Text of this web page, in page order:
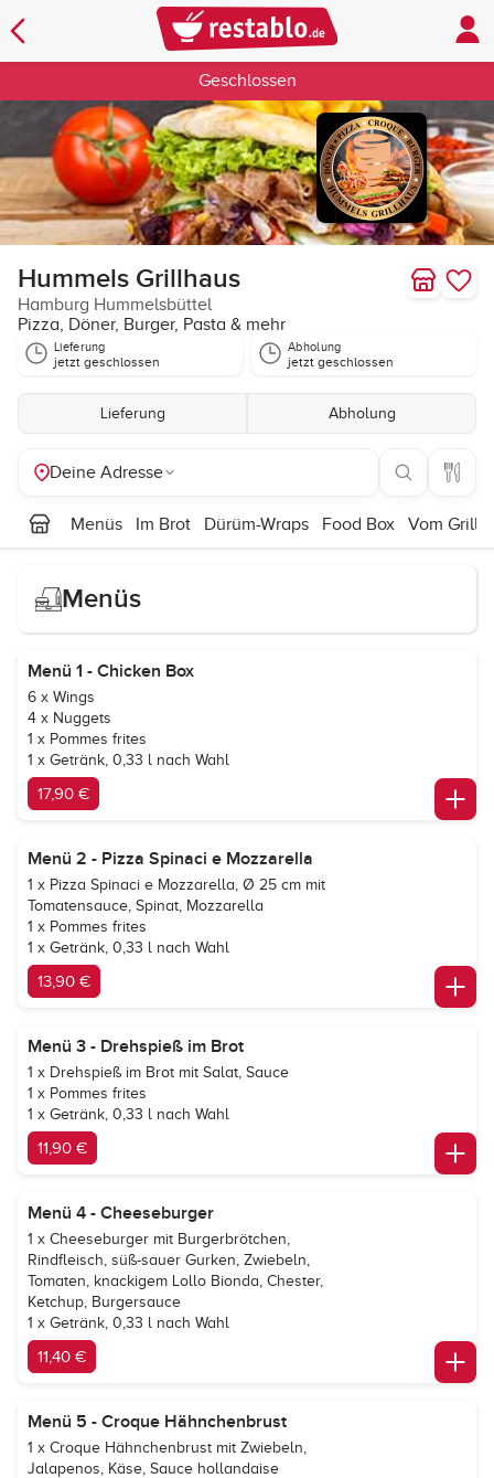
Geschlossen
Hummels Grillhaus
Hamburg Hummelsbüttel
Pizza, Döner, Burger, Pasta & mehr
Lieferung
jetzt geschlossen
Abholung
jetzt geschlossen
Lieferung Abholung
Deine Adresse
Menüs Im Brot Dürüm-Wraps Food Box Vom Grill
Menüs
Menü 1 - Chicken Box
6 x Wings
4 x Nuggets
1 x Pommes frites
1 x Getränk, 0,33 l nach Wahl
17,90 €
Menü 2 - Pizza Spinaci e Mozzarella
1 x Pizza Spinaci e Mozzarella, Ø 25 cm mit
Tomatensauce, Spinat, Mozzarella
1 x Pommes frites
1 x Getränk, 0,33 l nach Wahl
13,90 €
Menü 3 - Drehspieß im Brot
1 x Drehspieß im Brot mit Salat, Sauce
1 x Pommes frites
1 x Getränk, 0,33 l nach Wahl
11,90 €
Menü 4 - Cheeseburger
1 x Cheeseburger mit Burgerbrötchen,
Rindfleisch, süß-sauer Gurken, Zwiebeln,
Tomaten, knackigem Lollo Bionda, Chester,
Ketchup, Burgersauce
1 x Getränk, 0,33 l nach Wahl
11,40 €
Menü 5 - Croque Hähnchenbrust
1 x Croque Hähnchenbrust mit Zwiebeln,
Jalapenos, Käse, Sauce hollandaise